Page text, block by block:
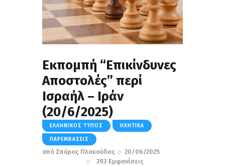
Εκπομπή “Επικίνδυνες
Αποστολές” περί
Ισραήλ – Ιράν
(20/6/2025)
ΕΛΛΗΝΙΚΌΣ ΤΎΠΟΣ ΗΧΗΤΙΚΆ
ΠΑΡΕΜΒΆΣΕΙΣ
από Σπύρος Πλακούδας
20/06/2025
393 Εμφανίσεις